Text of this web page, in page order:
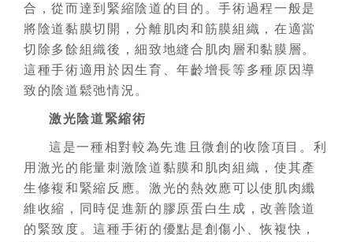
合，從而達到緊縮陰道的目的。手術過程一般是
將陰道黏膜切開，分離肌肉和筋膜組織，在適當
切除多餘組織後，細致地縫合肌肉層和黏膜層。
這種手術適用於因生育、年齡增長等多種原因導
致的陰道鬆弛情況。
激光陰道緊縮術
這是一種相對較為先進且微創的收陰項目。利
用激光的能量刺激陰道黏膜和肌肉組織，使其產
生修複和緊縮反應。激光的熱效應可以使肌肉纖
維收縮，同時促進新的膠原蛋白生成，改善陰道
的緊致度。這種手術的優點是創傷小、恢複快，